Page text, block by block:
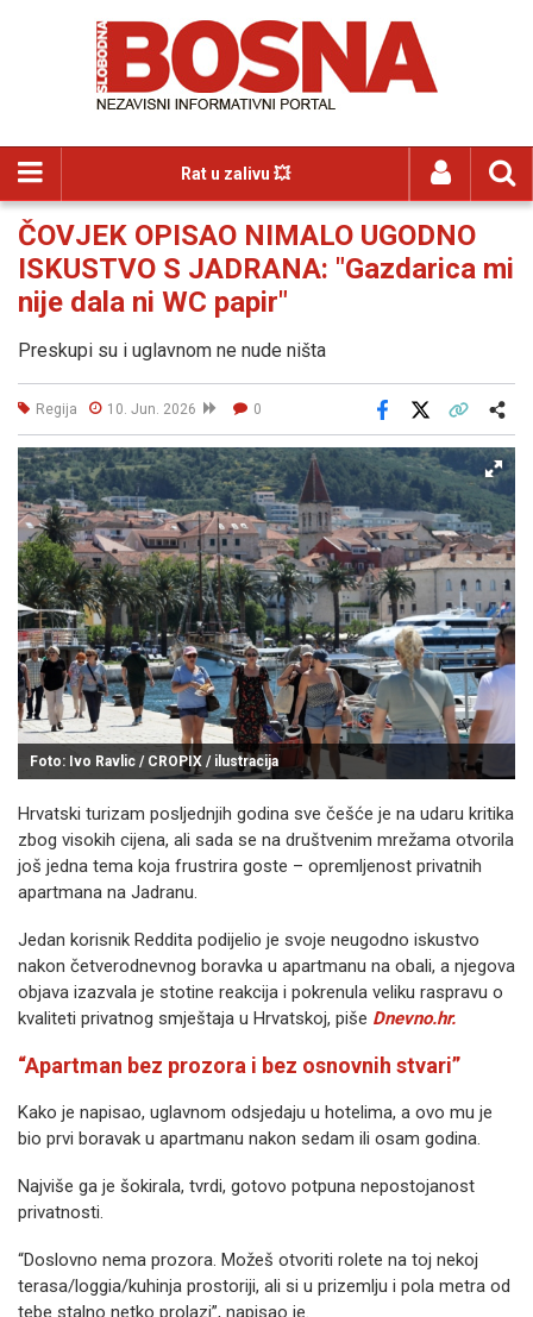
Rat u zalivu 💥
ČOVJEK OPISAO NIMALO UGODNO
ISKUSTVO S JADRANA: "Gazdarica mi
nije dala ni WC papir"
Preskupi su i uglavnom ne nude ništa
Regija 10. Jun. 2026 0
Facebook
Foto: Ivo Ravlic / CROPIX / ilustracija
Hrvatski turizam posljednjih godina sve češće je na udaru kritika
zbog visokih cijena, ali sada se na društvenim mrežama otvorila
još jedna tema koja frustrira goste – opremljenost privatnih
apartmana na Jadranu.
Jedan korisnik Reddita podijelio je svoje neugodno iskustvo
nakon četverodnevnog boravka u apartmanu na obali, a njegova
objava izazvala je stotine reakcija i pokrenula veliku raspravu o
kvaliteti privatnog smještaja u Hrvatskoj, piše Dnevno.hr.
“Apartman bez prozora i bez osnovnih stvari”
Kako je napisao, uglavnom odsjedaju u hotelima, a ovo mu je
bio prvi boravak u apartmanu nakon sedam ili osam godina.
Najviše ga je šokirala, tvrdi, gotovo potpuna nepostojanost
privatnosti.
“Doslovno nema prozora. Možeš otvoriti rolete na toj nekoj
terasa/loggia/kuhinja prostoriji, ali si u prizemlju i pola metra od
tebe stalno netko prolazi”, napisao je.